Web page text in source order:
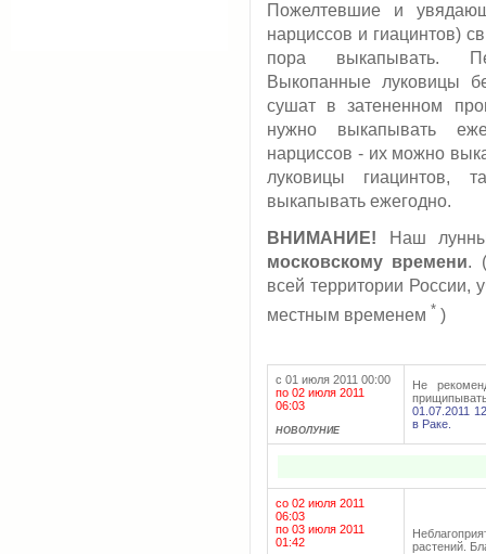
Пожелтевшие и
нарциссов и гиацинтов)
пора выкапывать.
Выкопанные луковицы
сушат в затененном
нужно выкапывать
нарциссов - их можно
луковицы гиацинтов,
выкапывать ежегодно.
ВНИМАНИЕ! Наш
московскому времени.
всей территории России,
местным временем * )
с 01 июля 2011 00:00
по 02 июля 2011
06:03
НОВОЛУНИЕ
Не
01.07.2011
в Раке.
со 02 июля 2011
06:03
по 03 июля 2011
01:42
растений.